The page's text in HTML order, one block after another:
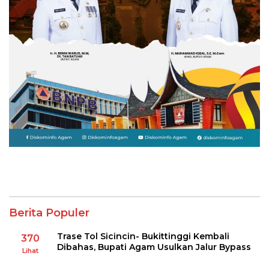
Berita Populer
370
Lihat
Trase Tol Sicincin- Bukittinggi Kembali
Dibahas, Bupati Agam Usulkan Jalur Bypass